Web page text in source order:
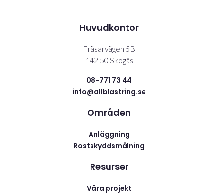
Huvudkontor
Fräsarvägen 5B
142 50 Skogås
08-771 73 44
info@allblastring.se
Områden
Anläggning
Rostskyddsmålning
Resurser
Våra projekt